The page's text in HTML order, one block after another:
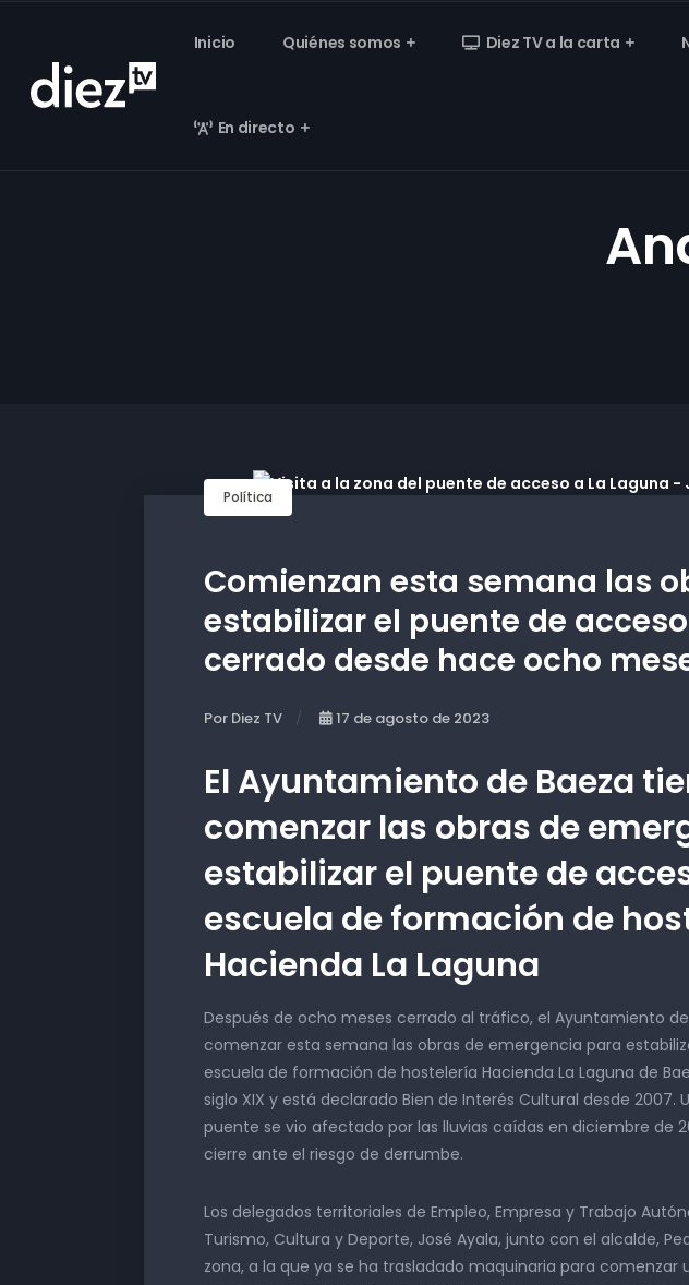
Inicio Quiénes somos Diez TV a la carta
En directo
Política
Comienzan esta semana las
estabilizar el puente de
cerrado desde hace ocho
Por Diez TV 17 de agosto de 2023
El Ayuntamiento de Baeza
comenzar las obras de
estabilizar el puente de
escuela de formación de
Hacienda La Laguna
Después de ocho meses cerrado al tráfico, el Ayuntamiento
comenzar esta semana las obras de emergencia para
escuela de formación de hostelería Hacienda La Laguna de
siglo XIX y está declarado Bien de Interés Cultural desde 2007.
puente se vio afectado por las lluvias caídas en diciembre de
cierre ante el riesgo de derrumbe.
Los delegados territoriales de Empleo, Empresa y Trabajo
Turismo, Cultura y Deporte, José Ayala, junto con el alcalde,
zona, a la que ya se ha trasladado maquinaria para comenzar